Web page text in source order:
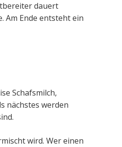
dauert
Am Ende entsteht ein
Schafsmilch,
nächstes werden
wird. Wer einen